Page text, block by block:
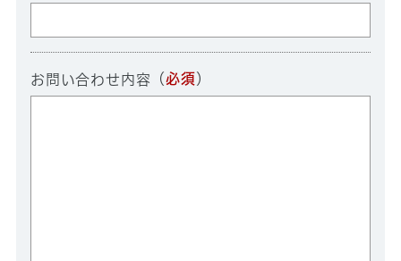
お問い合わせ内容 （必須 ）